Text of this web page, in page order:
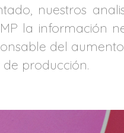
nuestros
la información
del
producción.